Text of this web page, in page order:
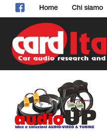
Home Chi siamo